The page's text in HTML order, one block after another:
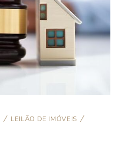
LEILÃO DE IMÓVEIS